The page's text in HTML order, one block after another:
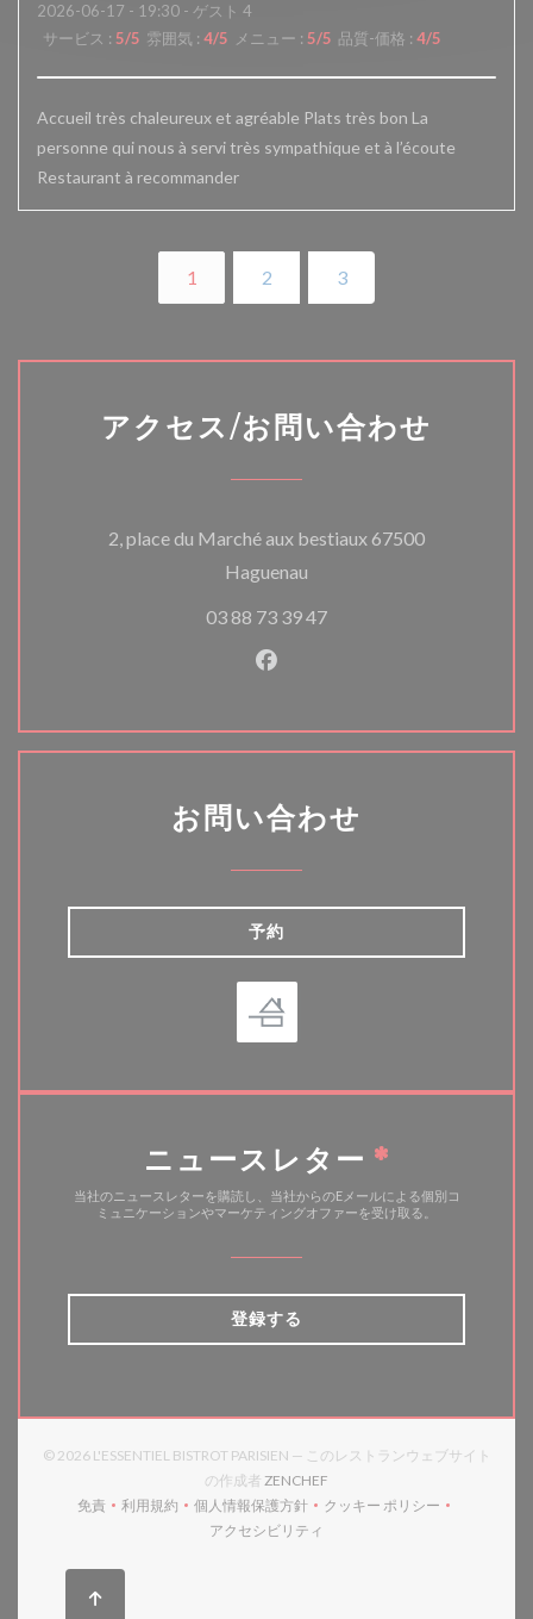
2026-06-17 - 19:30 - ゲスト 4
サービス : 5/5 雰囲気 : 4/5 メニュー : 5/5 品質-価格 : 4/5
Accueil très chaleureux et agréable Plats très bon La
personne qui nous à servi très sympathique et à l’écoute
Restaurant à recommander
1 2 3
アクセス/お問い合わせ
2, place du Marché aux bestiaux 67500
Haguenau
03 88 73 39 47
Facebook ((新しいウィン
お問い合わせ
予約
ニュースレター *
当社のニュースレターを購読し、当社からのEメールによる個別コ
ミュニケーションやマーケティングオファーを受け取る。
登録する
© 2026 L'ESSENTIEL BISTROT PARISIEN — このレストランウェブサイト
の作成者 ZENCHEF
免責
((新しいウィンドウで開きます))
利用規約
((新しいウィンドウで開きます))
個人情報保護方針
((新しいウィンドウで開きます))
クッキー ポリシー
((新しいウィンドウで
アクセシビリティ
((新しいウィンドウで開きます))